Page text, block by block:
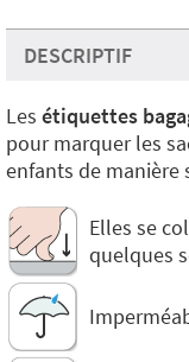
DESCRIPTIF
Les étiquettes
pour marquer les
enfants de manière
Elles se
quelques